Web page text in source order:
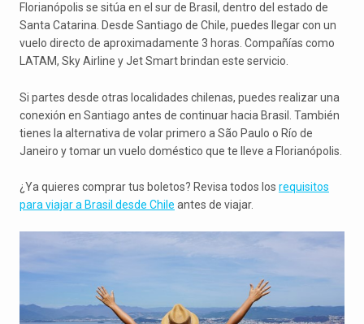
Florianópolis se sitúa en el sur de Brasil, dentro del estado de
Santa Catarina. Desde Santiago de Chile, puedes llegar con un
vuelo directo de aproximadamente 3 horas. Compañías como
LATAM, Sky Airline y Jet Smart brindan este servicio.
Si partes desde otras localidades chilenas, puedes realizar una
conexión en Santiago antes de continuar hacia Brasil. También
tienes la alternativa de volar primero a São Paulo o Río de
Janeiro y tomar un vuelo doméstico que te lleve a Florianópolis.
¿Ya quieres comprar tus boletos? Revisa todos los requisitos
para viajar a Brasil desde Chile antes de viajar.